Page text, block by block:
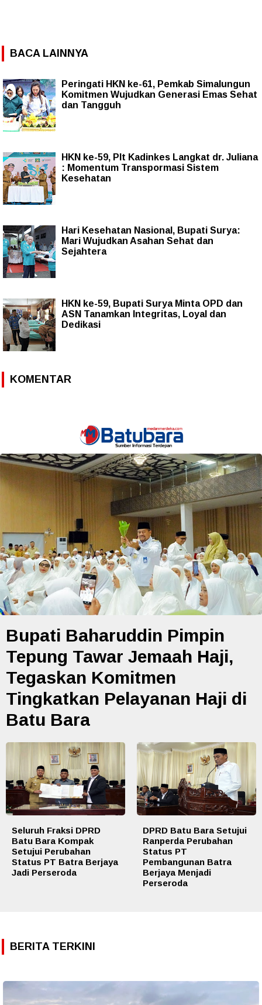
BACA LAINNYA
Peringati HKN ke-61, Pemkab Simalungun
Komitmen Wujudkan Generasi Emas Sehat
dan Tangguh
HKN ke-59, Plt Kadinkes Langkat dr. Juliana
: Momentum Transpormasi Sistem
Kesehatan
Hari Kesehatan Nasional, Bupati Surya:
Mari Wujudkan Asahan Sehat dan
Sejahtera
HKN ke-59, Bupati Surya Minta OPD dan
ASN Tanamkan Integritas, Loyal dan
Dedikasi
KOMENTAR
Bupati Baharuddin Pimpin
Tepung Tawar Jemaah Haji,
Tegaskan Komitmen
Tingkatkan Pelayanan Haji di
Batu Bara
Seluruh Fraksi DPRD
Batu Bara Kompak
Setujui Perubahan
Status PT Batra Berjaya
Jadi Perseroda
DPRD Batu Bara Setujui
Ranperda Perubahan
Status PT
Pembangunan Batra
Berjaya Menjadi
Perseroda
BERITA TERKINI